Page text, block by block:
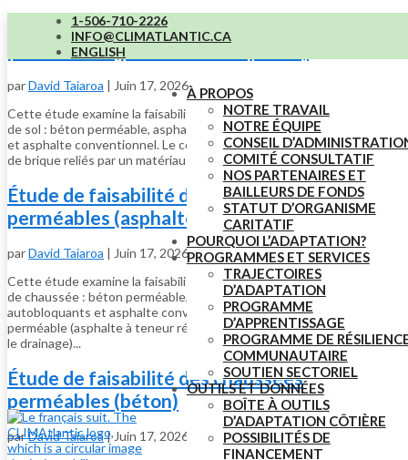
1-506-710-2226
INFO@CLIMATLANTIC.CA
ENGLISH
À PROPOS
NOTRE TRAVAIL
NOTRE ÉQUIPE
CONSEIL
COMITÉ CONSULTATIF
NOS PARTENAIRES ET
BAILLEURS DE FONDS
STATUT D’ORGANISME
CARITATIF
POURQUOI L’ADAPTATION?
PROGRAMMES ET SERVICES
TRAJECTOIRES
D’ADAPTATION
PROGRAMME
D’APPRENTISSAGE
PROGRAMME DE
COMMUNAUTAIRE
SOUTIEN SECTORIEL
OUTILS ET DONNÉES
BOÎTE À OUTILS
D’ADAPTATION CÔTIÈRE
POSSIBILITÉS DE
FINANCEMENT
Étude de faisabilité des chaussées
perméables (pavés autobloquants)
parDavid Taiaroa | Juin 17, 2026
Cette étude examine la faisabilité de quatre types de revêtements
de sol : béton perméable, asphalte perméable, pavés autobloquants
et asphalte conventionnel. Le coût des pavés autobloquants (pavés
de brique reliés par un matériau perméable) est indiqué, avec une...
Étude de faisabilité des chaussées
perméables (asphalte)
parDavid Taiaroa | Juin 17, 2026
Cette étude examine la faisabilité de quatre types de revêtements
de chaussée : béton perméable, asphalte perméable, pavés
autobloquants et asphalte conventionnel. Le coût de l’asphalte
perméable (asphalte à teneur réduite en sédiments fins pour faciliter
le drainage)...
Étude de faisabilité des chaussées
perméables (béton)
parDavid Taiaroa| Juin 17, 2026